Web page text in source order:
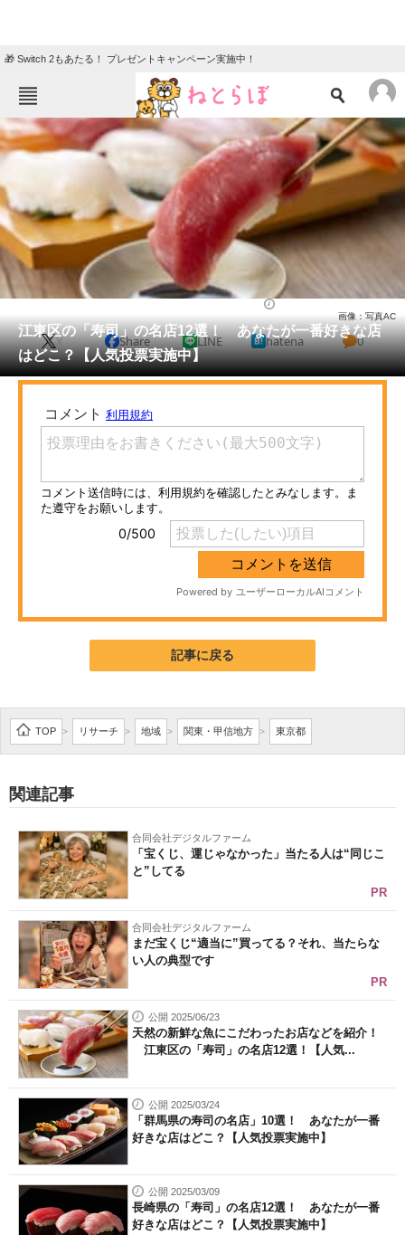
🎁 Switch 2もあたる！ プレゼントキャンペーン実施中！
ねとらぼメニュー
TOP ニュース
クイズ
グルメ
住まい 教育・育児
動物 リサーチ
会員記事
メディア
ITの今と未来を見通す
スマホと通信の最新トレンド
進化するPCとデバイスの未来
AI活用のいまが分かる
経営リーダーのコミュニティ
マーケ×ITの今がよく分かる
ITエンジニア向け専門サイト
企業向けIT製品の総合サイト
IT製品の技術・比較・事例
製造業のIT導入・活用を支援
モノづくり技術者専門サイト
エレクトロニクス専門サイト
電子設計の基本と応用
エネルギーの専門メディア
建設×テクノロジーの最前線
ちょっと気になるネットの話題
江東区の「寿司」の名店12選！ あなたが一番好きな店
はどこ？【人気投票実施中】
画像：写真AC
X Share LINE hatena 0
記事に戻る
TOP > リサーチ > 地域 > 関東・甲信地方 > 東京都
関連記事
合同会社デジタルファーム
「宝くじ、運じゃなかった」当たる人は“同じこ
と”してる
PR
合同会社デジタルファーム
まだ宝くじ“適当に”買ってる？それ、当たらな
い人の典型です
PR
公開 2025/06/23
天然の新鮮な魚にこだわったお店などを紹介！
江東区の「寿司」の名店12選！【人気...
公開 2025/03/24
「群馬県の寿司の名店」10選！ あなたが一番
好きな店はどこ？【人気投票実施中】
公開 2025/03/09
長崎県の「寿司」の名店12選！ あなたが一番
好きな店はどこ？【人気投票実施中】